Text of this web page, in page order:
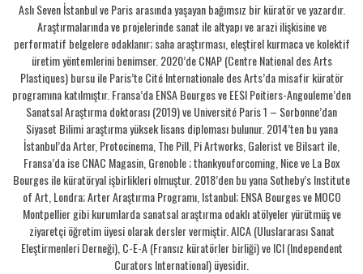
Aslı Seven İstanbul ve Paris arasında yaşayan bağımsız bir küratör ve yazardır.
Araştırmalarında ve projelerinde sanat ile altyapı ve arazi ilişkisine ve
performatif belgelere odaklanır; saha araştırması, eleştirel kurmaca ve kolektif
üretim yöntemlerini benimser. 2020’de CNAP (Centre National des Arts
Plastiques) bursu ile Paris’te Cité Internationale des Arts’da misafir küratör
programına katılmıştır. Fransa’da ENSA Bourges ve EESI Poitiers-Angouleme’den
Sanatsal Araştırma doktorası (2019) ve Université Paris 1 – Sorbonne’dan
Siyaset Bilimi araştırma yüksek lisans diploması bulunur. 2014’ten bu yana
İstanbul’da Arter, Protocinema, The Pill, Pi Artworks, Galerist ve Bilsart ile,
Fransa’da ise CNAC Magasin, Grenoble ; thankyouforcoming, Nice ve La Box
Bourges ile küratöryal işbirlikleri olmuştur. 2018’den bu yana Sotheby’s Institute
of Art, Londra; Arter Araştırma Programı, Istanbul; ENSA Bourges ve MOCO
Montpellier gibi kurumlarda sanatsal araştırma odaklı atölyeler yürütmüş ve
ziyaretçi öğretim üyesi olarak dersler vermiştir. AICA (Uluslararası Sanat
Eleştirmenleri Derneği), C-E-A (Fransız küratörler birliği) ve ICI (Independent
Curators International) üyesidir.